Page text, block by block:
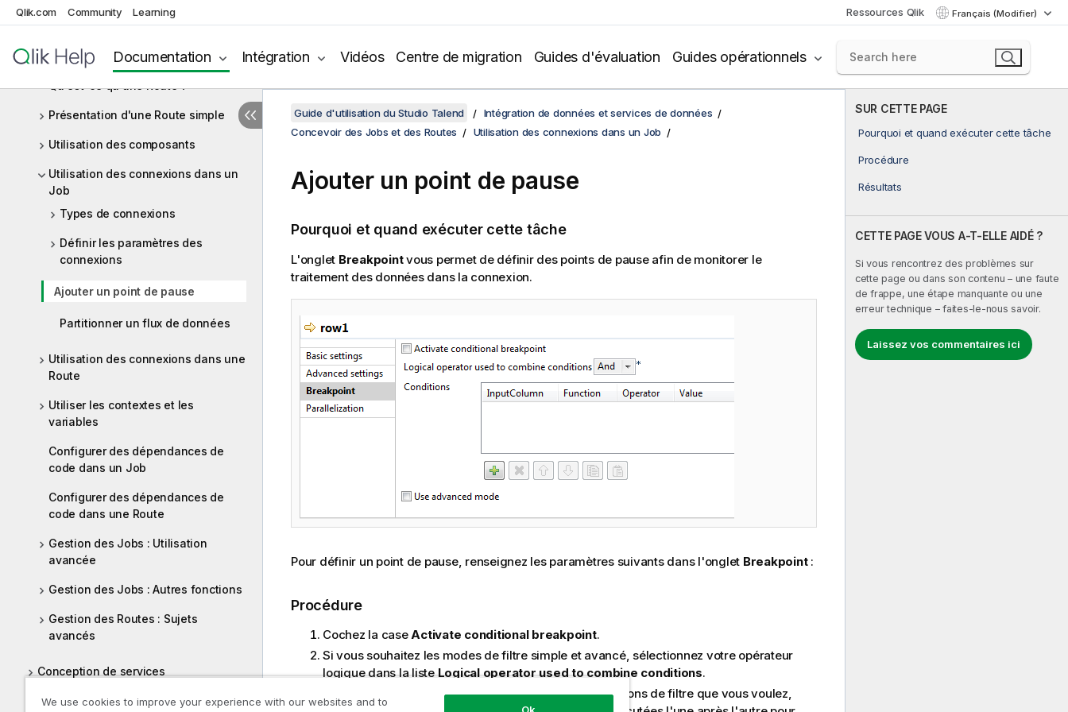
Qlik.com Community Learning Ressources Qlik Français (Modifier)
Documentation Intégration Vidéos Centre de migration Guides d'évaluation Guides opérationnels
modèle
API de création de Job
Qu'est-ce qu'une Route ?
Présentation d'une Route simple
Utilisation des composants
Utilisation des connexions dans un
Job
Types de connexions
Définir les paramètres des
connexions
Ajouter un point de pause
Partitionner un flux de données
Utilisation des connexions dans une
Route
Utiliser les contextes et les
variables
Configurer des dépendances de
code dans un Job
Configurer des dépendances de
code dans une Route
Gestion des Jobs : Utilisation
avancée
Gestion des Jobs : Autres fonctions
Gestion des Routes : Sujets
avancés
Conception de services
Intégration d'API
SUR CETTE PAGE
Pourquoi et quand exécuter cette tâche
Procédure
Résultats
CETTE PAGE VOUS A-T-ELLE AIDÉ ?
Si vous rencontrez des problèmes sur
cette page ou dans son contenu – une faute
de frappe, une étape manquante ou une
erreur technique – faites-le-nous savoir.
Laissez vos commentaires ici
Guide d'utilisation du Studio Talend
Intégration de données et services de données
Concevoir des Jobs et des Routes
Utilisation des connexions dans un Job
Ajouter un point de pause
Pourquoi et quand exécuter cette tâche
L'onglet Breakpointvous permet de définir des points de pause afin de monitorer le
traitement des données dans la connexion.
Pour définir un point de pause, renseignez les paramètres suivants dans l'onglet Breakpoint:
Procédure
Cochez la caseActivate conditional breakpoint.
Si vous souhaitez les modes de filtre simple et avancé, sélectionnez votre opérateur
logique dans la listeLogical operator used to combine conditions.
[+]pour ajouter autant de conditions de filtre que vous voulez,
We use cookies to improve your experience with our websites and to